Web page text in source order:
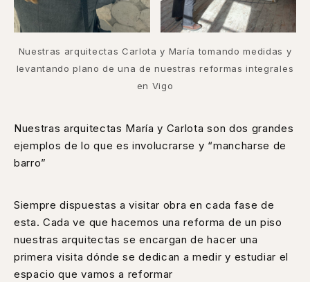
Nuestras arquitectas Carlota y María tomando medidas y
levantando plano de una de nuestras reformas integrales
en Vigo
Nuestras arquitectas María y Carlota son dos grandes
ejemplos de lo que es involucrarse y “mancharse de
barro”
Siempre dispuestas a visitar obra en cada fase de
esta. Cada ve que hacemos una reforma de un piso
nuestras arquitectas se encargan de hacer una
primera visita dónde se dedican a medir y estudiar el
espacio que vamos a reformar